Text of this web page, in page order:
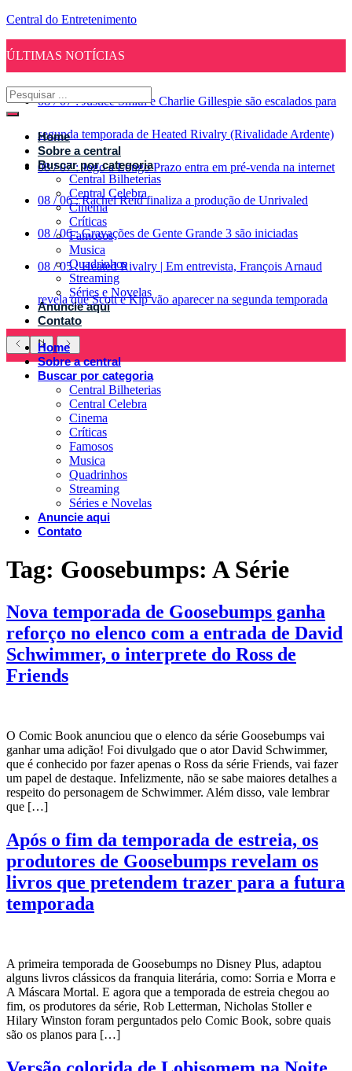
Central do Entretenimento
ÚLTIMAS NOTÍCIAS
08 / 07 : Justice Smith e Charlie Gillespie são escalados para
segunda temporada de Heated Rivalry (Rivalidade Ardente)
08 / 07 : Jogo a Longo Prazo entra em pré-venda na internet
08 / 06 : Rachel Reid finaliza a produção de Unrivaled
08 / 06 : Gravações de Gente Grande 3 são iniciadas
08 / 05 : Heated Rivalry | Em entrevista, François Arnaud
revela que Scott e Kip vão aparecer na segunda temporada
Home
Sobre a central
Buscar por categoria
Central Bilheterias
Central Celebra
Cinema
Críticas
Famosos
Musica
Quadrinhos
Streaming
Séries e Novelas
Anuncie aqui
Contato
Home
Sobre a central
Buscar por categoria
Central Bilheterias
Central Celebra
Cinema
Críticas
Famosos
Musica
Quadrinhos
Streaming
Séries e Novelas
Anuncie aqui
Contato
Tag: Goosebumps: A Série
Nova temporada de Goosebumps ganha
reforço no elenco com a entrada de David
Schwimmer, o interprete do Ross de
Friends
O Comic Book anunciou que o elenco da série Goosebumps vai
ganhar uma adição! Foi divulgado que o ator David Schwimmer,
que é conhecido por fazer apenas o Ross da série Friends, vai fazer
um papel de destaque. Infelizmente, não se sabe maiores detalhes a
respeito do personagem de Schwimmer. Além disso, vale lembrar
que […]
Após o fim da temporada de estreia, os
produtores de Goosebumps revelam os
livros que pretendem trazer para a futura
temporada
A primeira temporada de Goosebumps no Disney Plus, adaptou
alguns livros clássicos da franquia literária, como: Sorria e Morra e
A Máscara Mortal. E agora que a temporada de estreia chegou ao
fim, os produtores da série, Rob Letterman, Nicholas Stoller e
Hilary Winston foram perguntados pelo Comic Book, sobre quais
são os planos para […]